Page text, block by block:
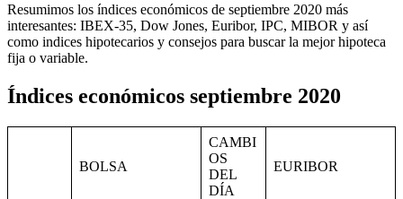
Resumimos los índices económicos de septiembre 2020 más
interesantes: IBEX-35, Dow Jones, Euribor, IPC, MIBOR y así
como indices hipotecarios y consejos para buscar la mejor hipoteca
fija o variable.
Índices económicos septiembre 2020
BOLSA
CAMBI
OS
DEL
DÍA
EURIBOR